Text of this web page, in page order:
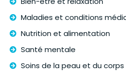
Maladies et conditions
Nutrition et alimentation
Santé mentale
Soins de la peau et du corps